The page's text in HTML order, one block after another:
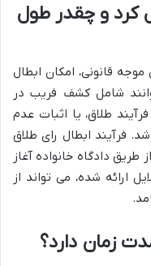
کرد و چقدر طول
قانونی، امکان ابطال
شامل کشف فریب در
طلاق، یا اثبات عدم
فرآیند ابطال رای طلاق
دادگاه خانواده آغاز
ارائه شده، می تواند از
زمان دارد؟